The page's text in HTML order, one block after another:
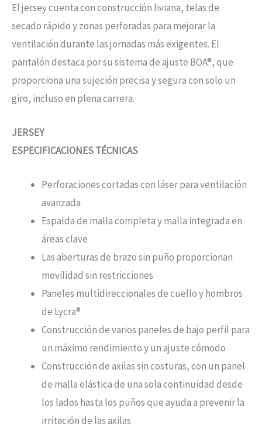
El jersey cuenta con construcción liviana, telas de
secado rápido y zonas perforadas para mejorar la
ventilación durante las jornadas más exigentes. El
pantalón destaca por su sistema de ajuste BOA®, que
proporciona una sujeción precisa y segura con solo un
giro, incluso en plena carrera.
JERSEY
ESPECIFICACIONES TÉCNICAS
Perforaciones cortadas con láser para ventilación
avanzada
Espalda de malla completa y malla integrada en
áreas clave
Las aberturas de brazo sin puño proporcionan
movilidad sin restricciones
Paneles multidireccionales de cuello y hombros
de Lycra®
Construcción de varios paneles de bajo perfil para
un máximo rendimiento y un ajuste cómodo
Construcción de axilas sin costuras, con un panel
de malla elástica de una sola continuidad desde
los lados hasta los puños que ayuda a prevenir la
irritación de las axilas